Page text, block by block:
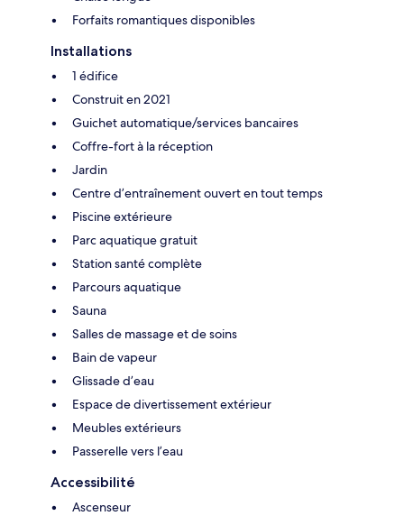
Forfaits romantiques disponibles
Installations
1 édifice
Construit en 2021
Guichet automatique/services bancaires
Coffre-fort à la réception
Jardin
Centre d’entraînement ouvert en tout temps
Piscine extérieure
Parc aquatique gratuit
Station santé complète
Parcours aquatique
Sauna
Salles de massage et de soins
Bain de vapeur
Glissade d’eau
Espace de divertissement extérieur
Meubles extérieurs
Passerelle vers l’eau
Accessibilité
Ascenseur